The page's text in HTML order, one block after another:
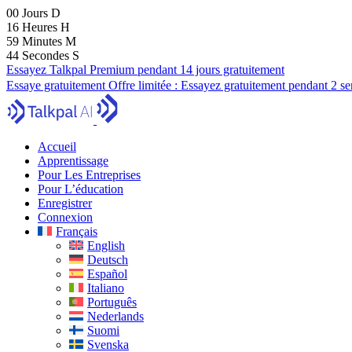
00 Jours D
16 Heures H
59 Minutes M
43 Secondes S
Essayez Talkpal Premium pendant 14 jours gratuitement
Essaye gratuitement Offre limitée : Essayez gratuitement pendant 2
Accueil
Apprentissage
Pour Les Entreprises
Pour L’éducation
Enregistrer
Connexion
Français
English
Deutsch
Español
Italiano
Português
Nederlands
Suomi
Svenska